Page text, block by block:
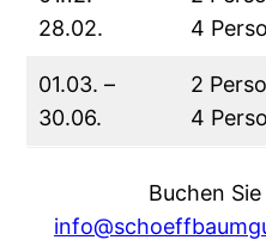
28.02.
4
01.03. –
30.06.
2
4
Buchen